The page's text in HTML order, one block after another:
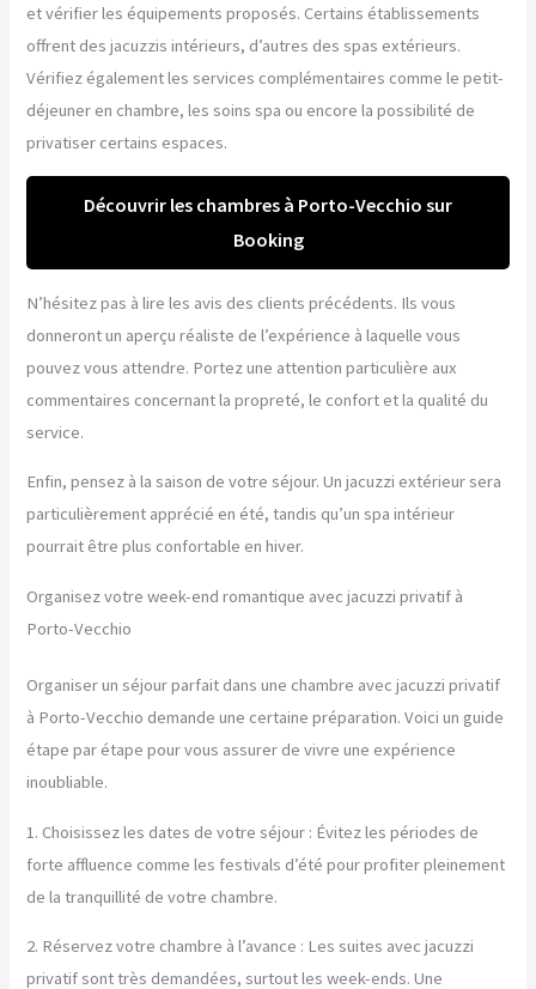
et vérifier les équipements proposés. Certains établissements
offrent des jacuzzis intérieurs, d’autres des spas extérieurs.
Vérifiez également les services complémentaires comme le petit-
déjeuner en chambre, les soins spa ou encore la possibilité de
privatiser certains espaces.
Découvrir les chambres à Porto-Vecchio sur
Booking
N’hésitez pas à lire les avis des clients précédents. Ils vous
donneront un aperçu réaliste de l’expérience à laquelle vous
pouvez vous attendre. Portez une attention particulière aux
commentaires concernant la propreté, le confort et la qualité du
service.
Enfin, pensez à la saison de votre séjour. Un jacuzzi extérieur sera
particulièrement apprécié en été, tandis qu’un spa intérieur
pourrait être plus confortable en hiver.
Organisez votre week-end romantique avec jacuzzi privatif à
Porto-Vecchio
Organiser un séjour parfait dans une chambre avec jacuzzi privatif
à Porto-Vecchio demande une certaine préparation. Voici un guide
étape par étape pour vous assurer de vivre une expérience
inoubliable.
1. Choisissez les dates de votre séjour : Évitez les périodes de
forte affluence comme les festivals d’été pour profiter pleinement
de la tranquillité de votre chambre.
2. Réservez votre chambre à l’avance : Les suites avec jacuzzi
privatif sont très demandées, surtout les week-ends. Une